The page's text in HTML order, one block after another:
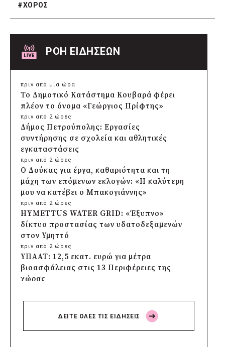
#ΧΟΡΟΣ
ΡΟΗ ΕΙΔΗΣΕΩΝ
πριν από μία ώρα
Το Δημοτικό Κατάστημα Κουβαρά φέρει
πλέον το όνομα «Γεώργιος Πρίφτης»
πριν από 2 ώρες
Δήμος Πετρούπολης: Εργασίες
συντήρησης σε σχολεία και αθλητικές
εγκαταστάσεις
πριν από 2 ώρες
Ο Δούκας για έργα, καθαριότητα και τη
μάχη των επόμενων εκλογών: «Η καλύτερη
μου να κατέβει ο Μπακογιάννης»
πριν από 2 ώρες
HYMETTUS WATER GRID: «Έξυπνο»
δίκτυο προστασίας των υδατοδεξαμενών
στον Υμηττό
πριν από 2 ώρες
ΥΠΑΑΤ: 12,5 εκατ. ευρώ για μέτρα
βιοασφάλειας στις 13 Περιφέρειες της
χώρας
Πρέσπεια 2026: Έξι ημέρες πολιτισμού,
μουσικής και γαστρονομίας στη Φλώρινα
Δήμος Πέλλας: Σε προσωρινή αναστολή
ΔΕΙΤΕ ΟΛΕΣ ΤΙΣ ΕΙΔΗΣΕΙΣ